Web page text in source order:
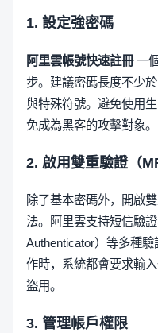
1. 設定強密碼
阿里雲帳號快速註冊一
步。建議密碼長度不少
與特殊符號。避免使用
免成為黑客的攻擊對象。
2. 啟用雙重驗證（
除了基本密碼外，開啟
法。阿里雲支持短信驗
Authenticator）等多種
作時，系統都會要求輸
盜用。
3. 管理帳戶權限